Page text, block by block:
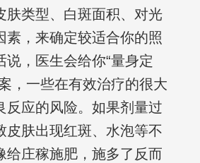
肤类型、白斑面积、对光
素，来确定较适合你的照
说，医生会给你“量身定
，一些在有效治疗的很大
反应的风险。如果剂量过
皮肤出现红斑、水泡等不
给庄稼施肥，施多了反而